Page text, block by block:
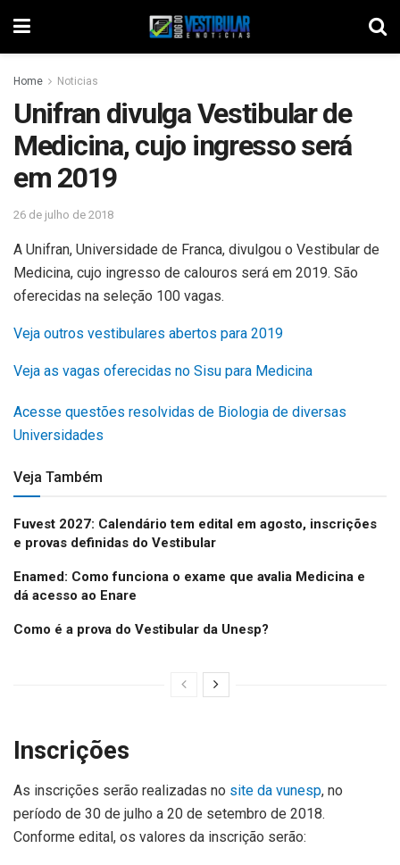
Home Noticias
Unifran divulga Vestibular de
Medicina, cujo ingresso será
em 2019
26 de julho de 2018
A Unifran, Universidade de Franca, divulgou o Vestibular de
Medicina, cujo ingresso de calouros será em 2019. São
oferecidas na seleção 100 vagas.
Veja outros vestibulares abertos para 2019
Veja as vagas oferecidas no Sisu para Medicina
Acesse questões resolvidas de Biologia de diversas
Universidades
Veja Também
Fuvest 2027: Calendário tem edital em agosto, inscrições
e provas definidas do Vestibular
Enamed: Como funciona o exame que avalia Medicina e
dá acesso ao Enare
Como é a prova do Vestibular da Unesp?
Inscrições
As inscrições serão realizadas no site da vunesp, no
período de 30 de julho a 20 de setembro de 2018.
Conforme edital, os valores da inscrição serão: